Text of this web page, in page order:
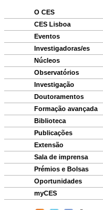
O CES
CES Lisboa
Eventos
Investigadoras/es
Núcleos
Observatórios
Investigação
Doutoramentos
Formação avançada
Biblioteca
Publicações
Extensão
Sala de imprensa
Prémios e Bolsas
Oportunidades
myCES